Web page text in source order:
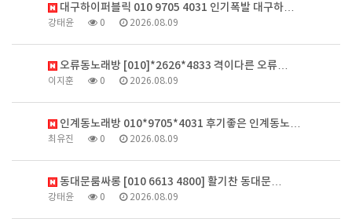
대구하이퍼블릭 010 9705 4031 인기폭발 대구하…
강태윤 0 2026.08.09
오류동노래방 [010]*2626*4833 격이다른 오류…
이지훈 0 2026.08.09
인계동노래방 010*9705*4031 후기좋은 인계동노…
최유진 0 2026.08.09
동대문룸싸롱 [010 6613 4800] 활기찬 동대문…
강태윤 0 2026.08.09